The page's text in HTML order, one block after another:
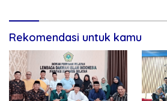
Rekomendasi untuk kamu